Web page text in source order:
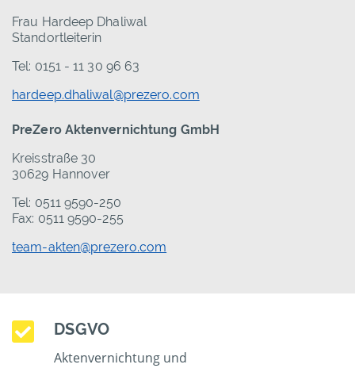
Frau Hardeep Dhaliwal
Standortleiterin
Tel: 0151 - 11 30 96 63
hardeep.dhaliwal@prezero.com
PreZero Aktenvernichtung GmbH
Kreisstraße 30
30629 Hannover
Tel: 0511 9590-250
Fax: 0511 9590-255
team-akten@prezero.com
DSGVO
Aktenvernichtung und